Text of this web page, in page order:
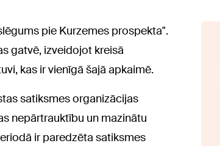
pie Kurzemes prospekta".
gatvē, izveidojot kreisā
kas ir vienīgā šajā apkaimē.
satiksmes organizācijas
nepārtrauktību un mazinātu
ir paredzēta satiksmes